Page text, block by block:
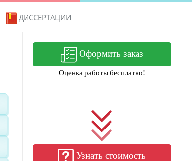
ДИССЕРТАЦИИ
Оформить заказ
Оценка работы бесплатно!
Узнать стоимость